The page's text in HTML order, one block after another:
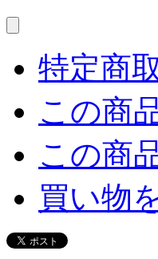
特定商
この商
この商
買い物